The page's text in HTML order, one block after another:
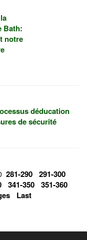
Bath:
notre
déducation
de sécurité
281-290 291-300
341-350 351-360
Last